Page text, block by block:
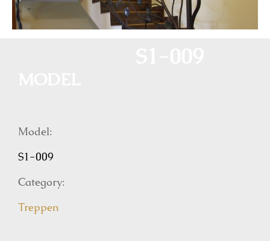
Model:
S1-009
Category:
Treppen